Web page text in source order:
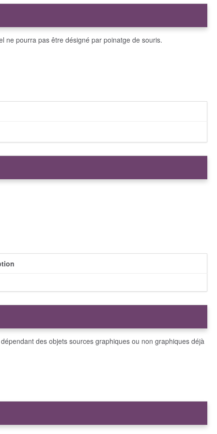
ne pourra pas être désigné par poinatge de souris.
des objets sources graphiques ou non graphiques déjà